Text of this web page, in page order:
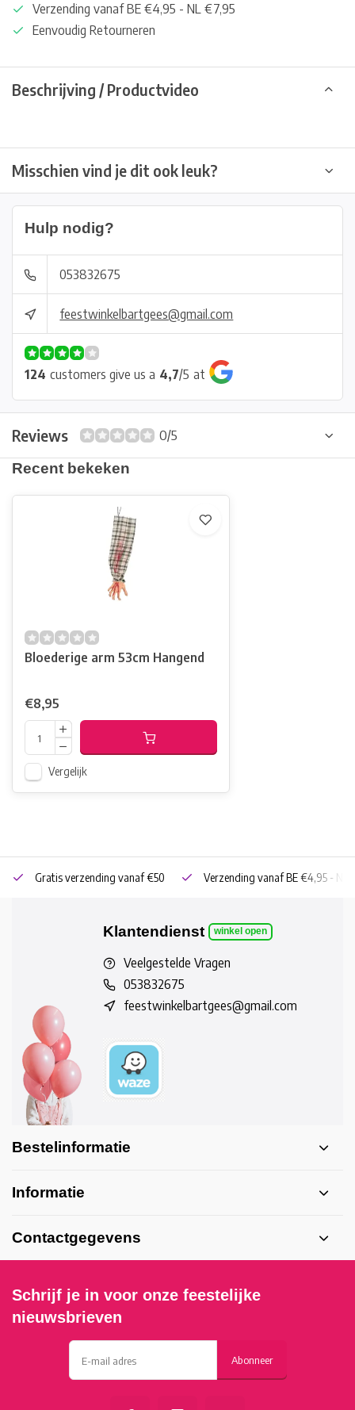
Verzending vanaf BE €4,95 - NL €7,95
Eenvoudig Retourneren
Beschrijving / Productvideo
Misschien vind je dit ook leuk?
Hulp nodig?
053832675
feestwinkelbartgees@gmail.com
124 customers give us a 4,7/5 at
Reviews
0/5
Recent bekeken
Bloederige arm 53cm Hangend
€8,95
Vergelijk
Gratis verzending vanaf €50 Verzending vanaf BE €4,95 - NL
Klantendienst winkel open
Veelgestelde Vragen
053832675
feestwinkelbartgees@gmail.com
Bestelinformatie
Informatie
Contactgegevens
Schrijf je in voor onze feestelijke
nieuwsbrieven
Abonneer